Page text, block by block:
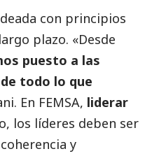
con principios
plazo. «Desde
puesto a las
todo lo que
En FEMSA, liderar
los líderes deben ser
y